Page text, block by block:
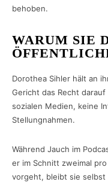
behoben.
WARUM SIE
Dorothea Sihler hält an
Gericht das Recht
sozialen Medien, keine
Stellungnahmen.
Während Jauch im
er im Schnitt zweimal
vorgeht, bleibt sie selbst